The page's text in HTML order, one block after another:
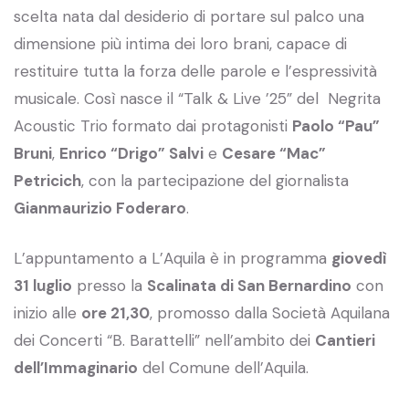
scelta nata dal desiderio di portare sul palco una
dimensione più intima dei loro brani, capace di
restituire tutta la forza delle parole e l’espressività
musicale. Così nasce il “Talk & Live ’25” del Negrita
Acoustic Trio formato dai protagonisti Paolo “Pau”
Bruni, Enrico “Drigo” Salvi e Cesare “Mac”
Petricich, con la partecipazione del giornalista
Gianmaurizio Foderaro.
L’appuntamento a L’Aquila è in programma giovedì
31 luglio presso la Scalinata di San Bernardino con
inizio alle ore 21,30, promosso dalla Società Aquilana
dei Concerti “B. Barattelli” nell’ambito dei Cantieri
dell’Immaginario del Comune dell’Aquila.